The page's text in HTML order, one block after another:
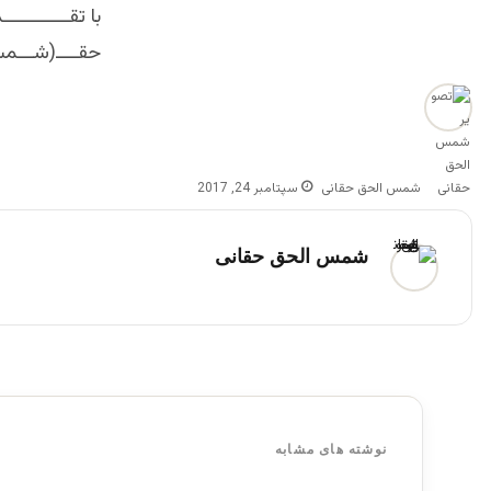
با
شمس الحق حقانی سپتامبر 24, 2017
شمس الحق حقانی
نوشته های مشابه